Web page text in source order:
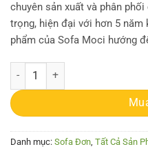
chuyên sản xuất và phân
trọng, hiện đại với hơn 5 năm
phẩm của Sofa Moci hướng
Sofa Đơn MC-C35 số lượng
Danh mục: Sofa Đơn Tất Cả Sản